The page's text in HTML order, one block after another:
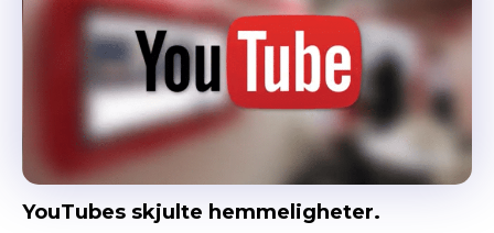
YouTubes skjulte hemmeligheter.